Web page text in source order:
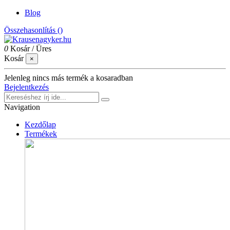
Blog
Összehasonlítás ()
0 Kosár /Üres
Kosár
×
Jelenleg nincs más termék a kosaradban
Bejelentkezés
Navigation
Kezdőlap
Termékek